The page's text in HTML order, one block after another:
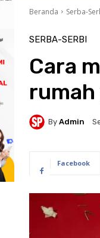
Beranda Serba-
SERBA-SERBI
Cara
By Admin
Facebook